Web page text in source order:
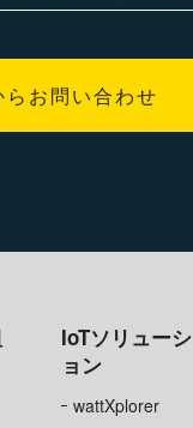
らお問い合わせ
IoTソリューシ
ョン
wattXplorer